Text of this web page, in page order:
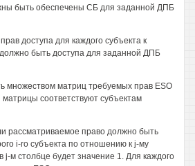
быть обеспечены СБ для заданной ДПБ
доступа для каждого субъекта к
быть доступа для заданной ДПБ
множеством матриц требуемых прав ESO
соответствуют субъектам
рассматриваемое право должно быть
i-ro субъекта по отношению к j-му
j-м столбце будет значение 1. Для каждого